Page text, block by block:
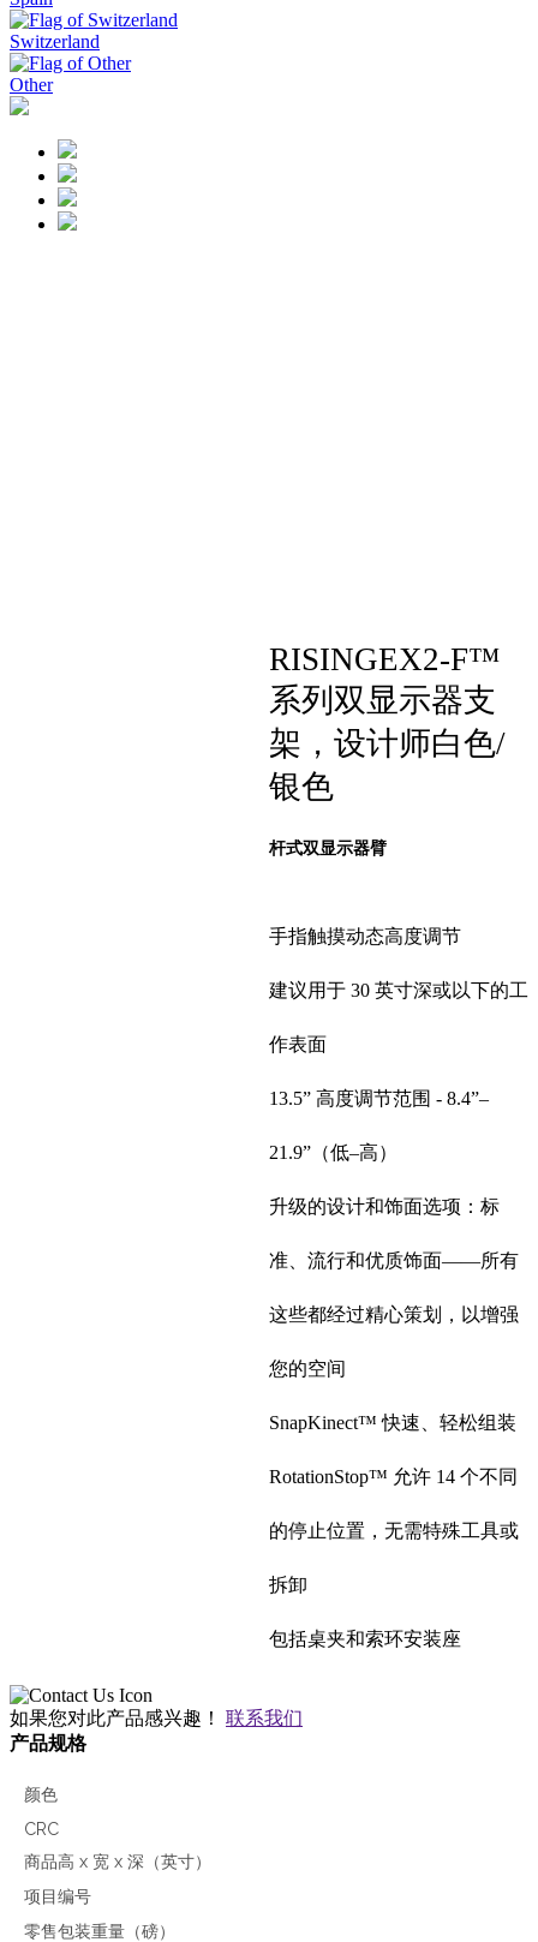
Switzerland
Other
RISINGEX2-F™
系列双显示器支
架，设计师白色/
银色
杆式双显示器臂
手指触摸动态高度调节
建议用于 30 英寸深或以下的工
作表面
13.5” 高度调节范围 - 8.4”–
21.9”（低–高）
升级的设计和饰面选项：标
准、流行和优质饰面——所有
这些都经过精心策划，以增强
您的空间
SnapKinect™ 快速、轻松组装
RotationStop™ 允许 14 个不同
的停止位置，无需特殊工具或
拆卸
包括桌夹和索环安装座
如果您对此产品感兴趣！ 联系我们
产品规格
颜色
CRC
商品高 x 宽 x 深（英寸）
项目编号
零售包装重量（磅）